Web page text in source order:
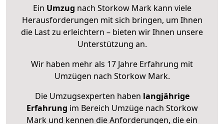
Ein Umzug nach Storkow Mark kann viele
Herausforderungen mit sich bringen, um Ihnen
die Last zu erleichtern – bieten wir Ihnen unsere
Unterstützung an.
Wir haben mehr als 17 Jahre Erfahrung mit
Umzügen nach Storkow Mark.
Die Umzugsexperten haben langjährige
Erfahrung im Bereich Umzüge nach Storkow
Mark und kennen die Anforderungen, die ein